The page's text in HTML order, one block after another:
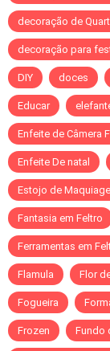
decoração de
decoração para
DIY doces
Educar
Enfeite de Câmera
Enfeite De natal
Estojo de
Fantasia em Feltro
Ferramentas em
Flamula Flor
Fogueira
Frozen Fundo